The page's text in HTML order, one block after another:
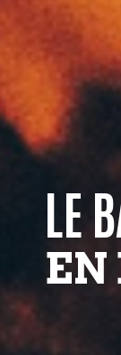
LE
EN